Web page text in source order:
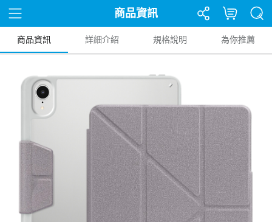
商品資訊
商品資訊 詳細介紹 規格說明 為你推薦